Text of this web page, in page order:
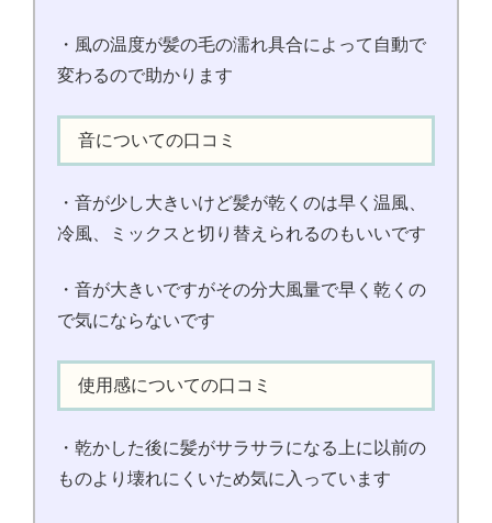
・風の温度が髪の毛の濡れ具合によって自動で
変わるので助かります
音についての口コミ
・音が少し大きいけど髪が乾くのは早く温風、
冷風、ミックスと切り替えられるのもいいです
・音が大きいですがその分大風量で早く乾くの
で気にならないです
使用感についての口コミ
・乾かした後に髪がサラサラになる上に以前の
ものより壊れにくいため気に入っています